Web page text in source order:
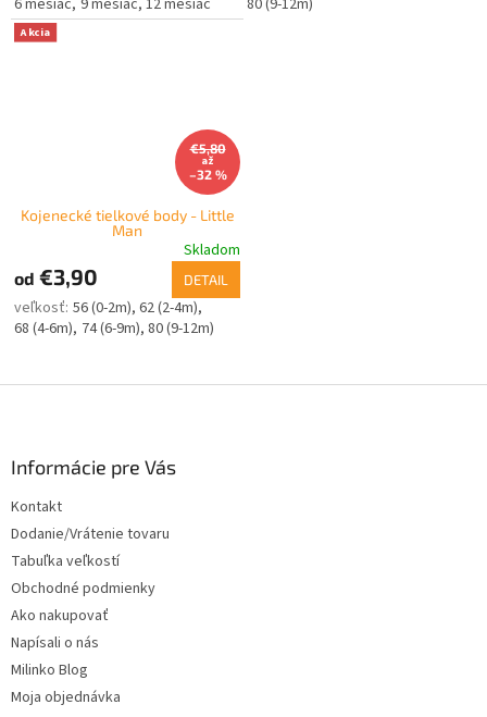
6 mesiac 9 mesiac 12 mesiac
80 (9-12m)
Akcia
€5,80
až
–32 %
Kojenecké tielkové body - Little
Man
Skladom
od €3,90 DETAIL
56 (0-2m) 62 (2-4m)
68 (4-6m) 74 (6-9m) 80 (9-12m)
Informácie pre Vás
Kontakt
Dodanie/Vrátenie tovaru
Tabuľka veľkostí
Obchodné podmienky
Ako nakupovať
Napísali o nás
Milinko Blog
Moja objednávka